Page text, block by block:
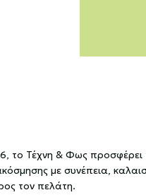
το Τέχνη & Φως προσφέρει
με συνέπεια,
τον πελάτη.